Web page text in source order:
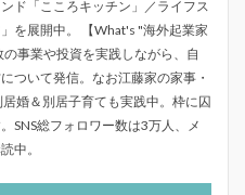
ド「こころキッチン」／ライフス
を展開中。 【What's "海外起業家
事業や投資を実践しながら、自
ついて発信。なお江藤家の家事・
婚＆別居子育ても実践中。枠に囚
SNS総フォロワー数は3万人、メ
中。